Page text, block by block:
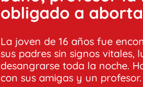
obligado a
La joven de 16 años fue
sus padres sin signos vitales,
desangrarse toda la noche.
con sus amigas y un profesor.